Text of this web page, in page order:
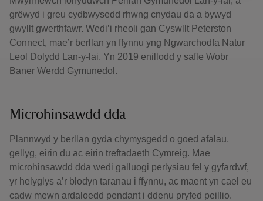
grëwyd i greu cydbwysedd rhwng cnydau da a bywyd
gwyllt gwerthfawr. Wedi’i rheoli gan Cyswllt Peterston
Connect, mae’r berllan yn ffynnu yng Ngwarchodfa Natur
Leol Dolydd Lan-y-lai. Yn 2019 enillodd y safle Wobr
Baner Werdd Gymunedol.
Microhinsawdd dda
Plannwyd y berllan gyda chymysgedd o goed afalau,
gellyg, eirin du ac eirin treftadaeth Cymreig. Mae
microhinsawdd dda wedi galluogi perlysiau fel y gyfardwf,
yr helyglys a’r blodyn taranau i ffynnu, ac maent yn cael eu
cadw mewn ardaloedd pendant i ddenu pryfed peillio.